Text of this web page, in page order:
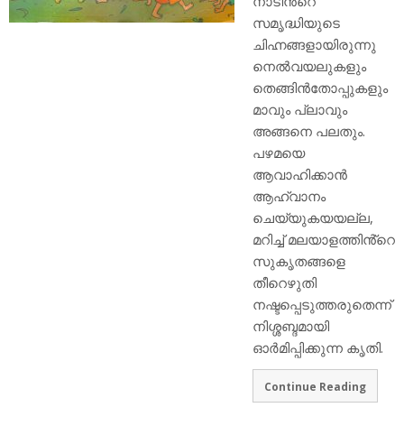
സമൃദ്ധിയുടെ
ചിഹ്നങ്ങളായിരുന്നു
നെൽവയലുകളും
തെങ്ങിൻതോപ്പുകളും
മാവും പ്ലാവും
അങ്ങനെ പലതും.
പഴമയെ
ആവാഹിക്കാൻ
ആഹ്വാനം
ചെയ്യുകയയല്ല,
മറിച്ച് മലയാളത്തിൻ്റെ
സുകൃതങ്ങളെ
തീറെഴുതി
നഷ്ടപ്പെടുത്തരുതെന്ന്
നിശ്ശബ്ദമായി
ഓർമിപ്പിക്കുന്ന കൃതി.
Continue Reading